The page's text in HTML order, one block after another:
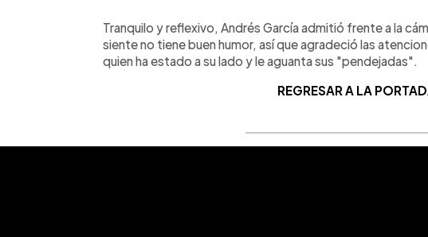
Tranquilo y reflexivo, Andrés García admitió frente a la
siente no tiene buen humor, así que agradeció las
quien ha estado a su lado y le aguanta sus "pendejadas".
REGRESAR A LA